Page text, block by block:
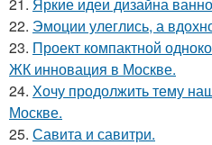
21. Яркие идеи дизайна
22. Эмоции улеглись, а
23. Проект компактной
ЖК инновация в Москве.
24. Хочу продолжить тему
Москве.
25. Савита и савитри.